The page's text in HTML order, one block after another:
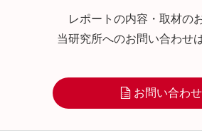
レポートの内容・取材の
当研究所へのお問い合わせ
お問い合わせ